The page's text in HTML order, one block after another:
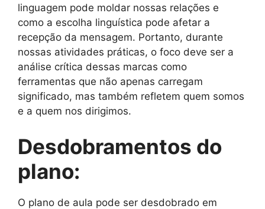
linguagem pode moldar nossas relações e
como a escolha linguística pode afetar a
recepção da mensagem. Portanto, durante
nossas atividades práticas, o foco deve ser a
análise crítica dessas marcas como
ferramentas que não apenas carregam
significado, mas também refletem quem somos
e a quem nos dirigimos.
Desdobramentos do
plano:
O plano de aula pode ser desdobrado em